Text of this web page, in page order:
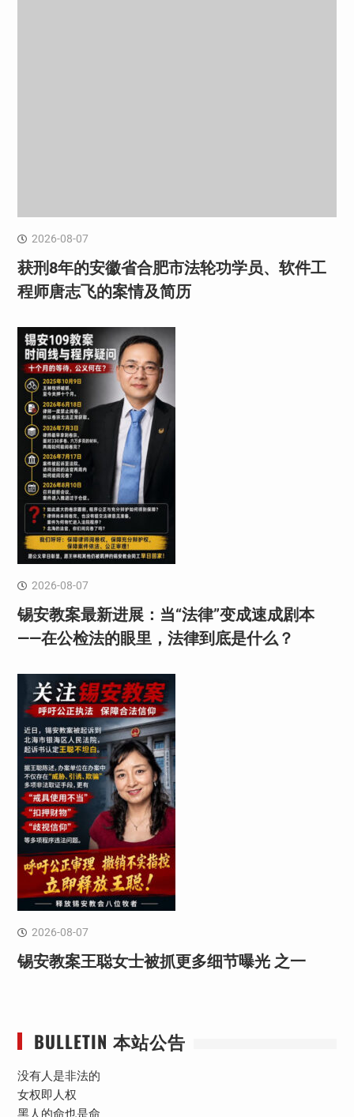
2026-08-07
获刑8年的安徽省合肥市法轮功学员、软件工
程师唐志飞的案情及简历
2026-08-07
锡安教案最新进展：当“法律”变成速成剧本
——在公检法的眼里，法律到底是什么？
2026-08-07
锡安教案王聪女士被抓更多细节曝光 之一
BULLETIN 本站公告
没有人是非法的
女权即人权
黑人的命也是命